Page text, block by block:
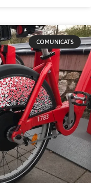
COMUNICATS